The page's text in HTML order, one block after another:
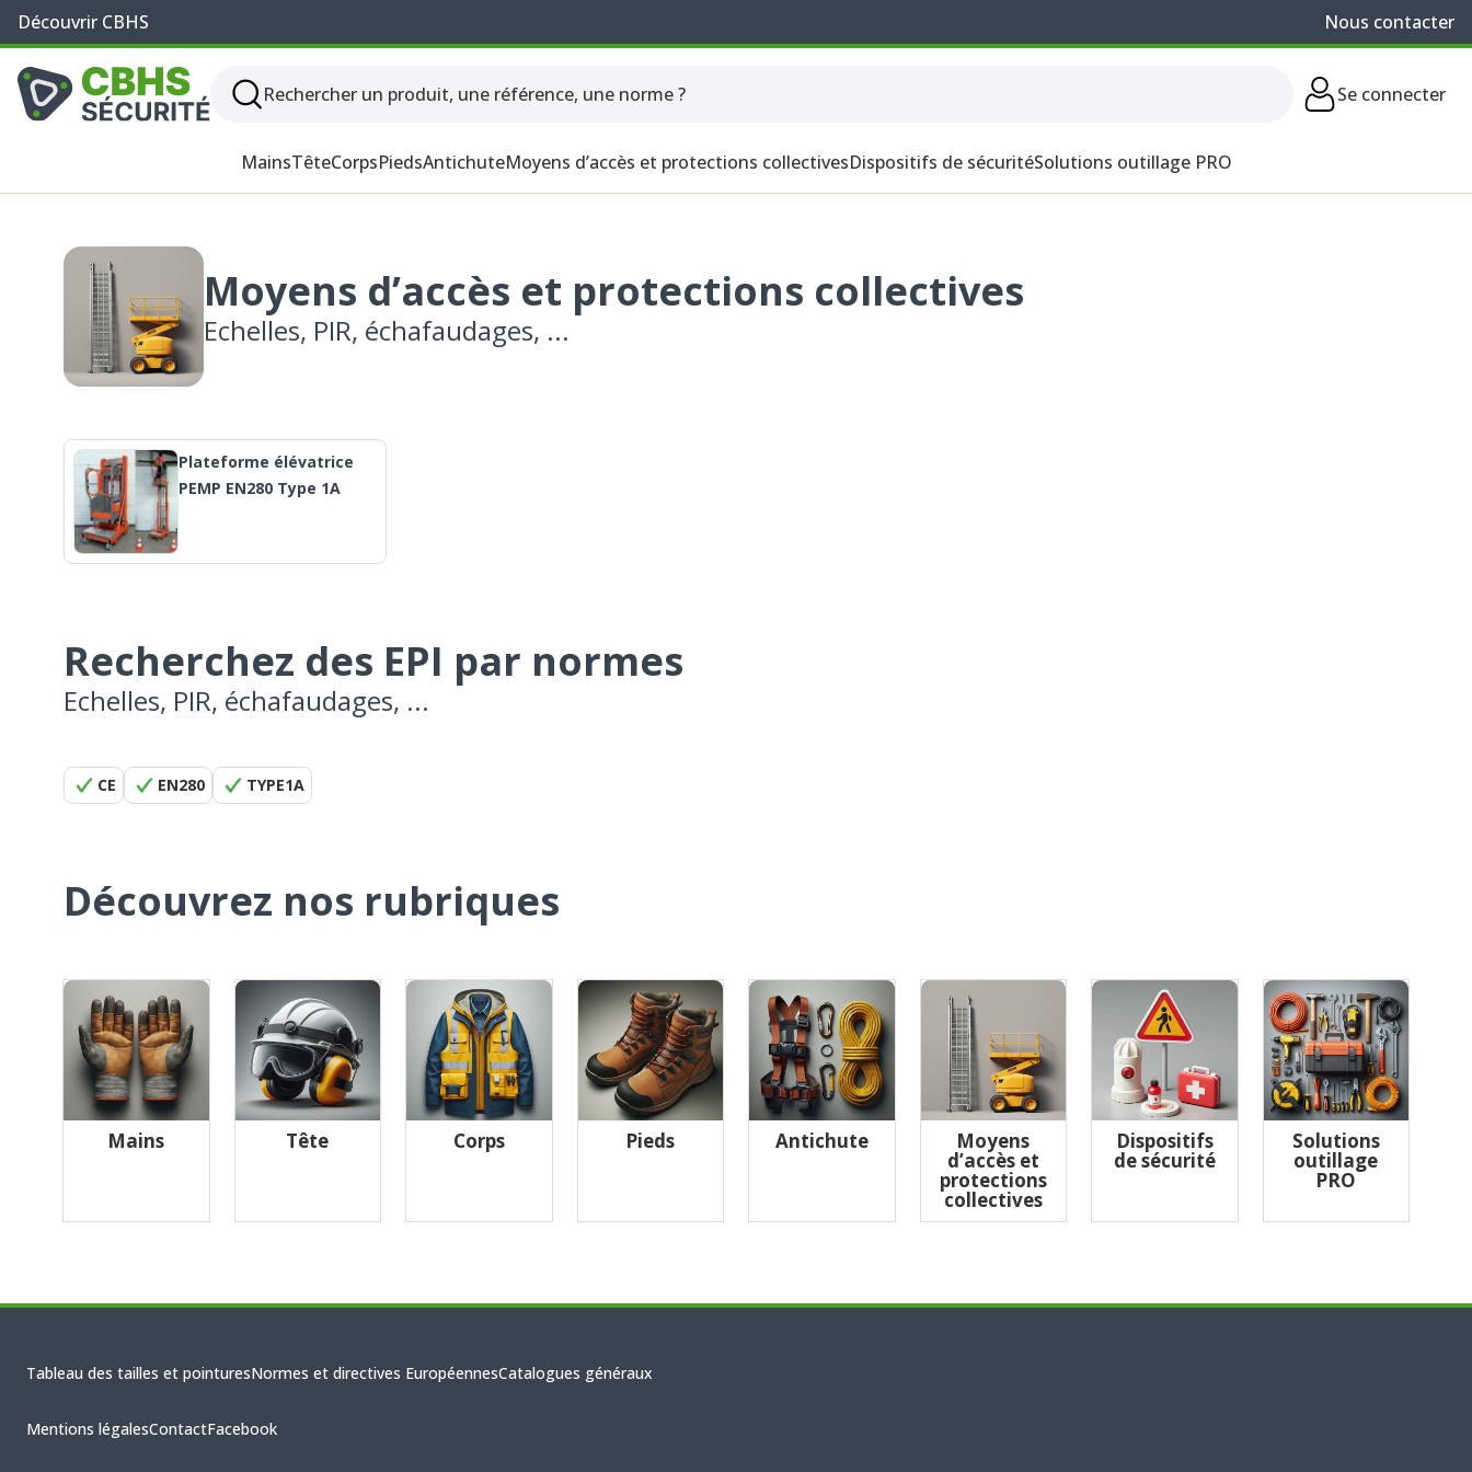
Découvrir CBHS Nous contacter
Se connecter
MainsTêteCorpsPiedsAntichuteMoyens d’accès et protections collectivesDispositifs de sécuritéSolutions outillage PRO
Moyens d’accès et protections collectives
Echelles, PIR, échafaudages, ...
Plateforme élévatrice
PEMP EN280 Type 1A
Recherchez des EPI par normes
Echelles, PIR, échafaudages, ...
CE EN280 TYPE1A
Découvrez nos rubriques
Mains Tête Corps Pieds Antichute Moyens
d’accès et
protections
collectives
Dispositifs
de sécurité
Solutions
outillage
PRO
Tableau des tailles et pointuresNormes et directives EuropéennesCatalogues généraux
Mentions légalesContactFacebook